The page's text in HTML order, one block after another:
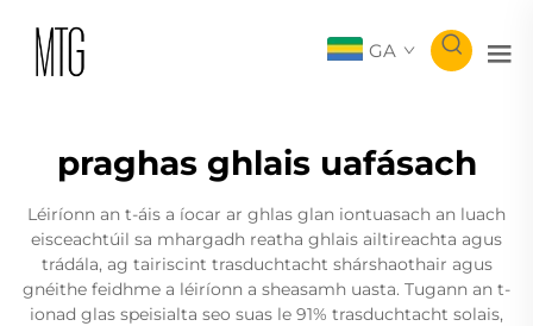
GA
praghas ghlais uafásach
Léiríonn an t-áis a íocar ar ghlas glan iontuasach an luach
eisceachtúil sa mhargadh reatha ghlais ailtireachta agus
trádála, ag tairiscint trasduchtacht shárshaothair agus
gnéithe feidhme a léiríonn a sheasamh uasta. Tugann an t-
ionad glas speisialta seo suas le 91% trasduchtacht solais,